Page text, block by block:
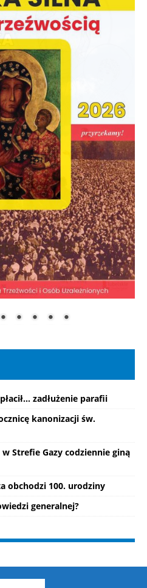
zadłużenie parafii
kanonizacji św.
Strefie Gazy codziennie giną
obchodzi 100. urodziny
generalnej?